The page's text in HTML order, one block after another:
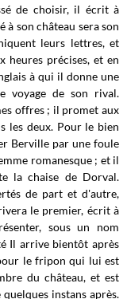
de choisir, il écrit à
à son château sera son
leurs lettres, et
heures précises, et en
à qui il donne une
voyage de son rival.
offres ; il promet aux
les deux. Pour le bien
Berville par une foule
romanesque ; et il
la chaise de Dorval.
de part et d'autre,
le premier, écrit à
sous un nom
Il arrive bientôt après
le fripon qui lui est
du château, et est
instans après.